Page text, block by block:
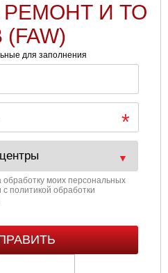
И ТО
для заполнения
обработку моих персональных
с политикой обработки